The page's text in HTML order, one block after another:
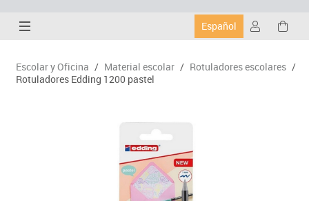
Español
Escolar y Oficina / Material escolar / Rotuladores escolares /
Rotuladores Edding 1200 pastel